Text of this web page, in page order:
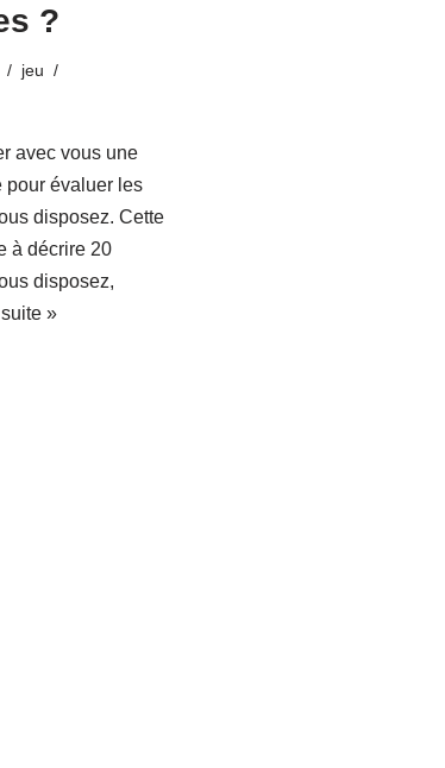
?
jeu
avec vous une
pour évaluer les
disposez. Cette
à décrire 20
disposez,
»